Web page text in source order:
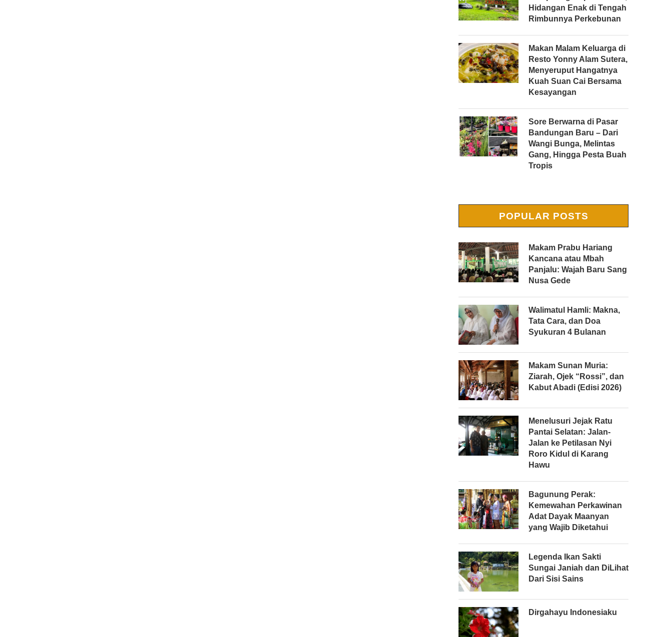
Hidangan Enak di Tengah
Rimbunnya Perkebunan
Makan Malam Keluarga di
Resto Yonny Alam Sutera,
Menyeruput Hangatnya
Kuah Suan Cai Bersama
Kesayangan
Sore Berwarna di Pasar
Bandungan Baru – Dari
Wangi Bunga, Melintas
Gang, Hingga Pesta Buah
Tropis
POPULAR POSTS
Makam Prabu Hariang
Kancana atau Mbah
Panjalu: Wajah Baru Sang
Nusa Gede
Walimatul Hamli: Makna,
Tata Cara, dan Doa
Syukuran 4 Bulanan
Makam Sunan Muria:
Ziarah, Ojek “Rossi”, dan
Kabut Abadi (Edisi 2026)
Menelusuri Jejak Ratu
Pantai Selatan: Jalan-
Jalan ke Petilasan Nyi
Roro Kidul di Karang
Hawu
Bagunung Perak:
Kemewahan Perkawinan
Adat Dayak Maanyan
yang Wajib Diketahui
Legenda Ikan Sakti
Sungai Janiah dan DiLihat
Dari Sisi Sains
Dirgahayu Indonesiaku